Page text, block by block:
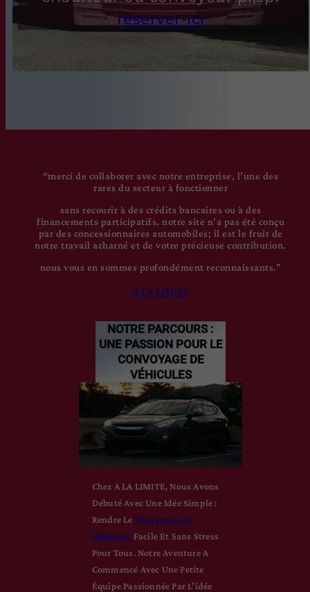
réserver-ici
“merci de collaborer avec notre entreprise, l’une des
rares du secteur à fonctionner
sans recourir à des crédits bancaires ou à des
financements participatifs. notre site n’a pas été conçu
par des concessionnaires automobiles; il est le fruit de
notre travail acharné et de votre précieuse contribution.
nous vous en sommes profondément reconnaissants.”
A LA LIMITE
NOTRE PARCOURS :
UNE PASSION POUR LE
CONVOYAGE DE
VÉHICULES
Chez A LA LIMITE, Nous Avons
Débuté Avec Une Idée Simple :
Rendre Le Transport De
Véhicules Facile Et Sans Stress
Pour Tous. Notre Aventure A
Commencé Avec Une Petite
Équipe Passionnée Par L’idée